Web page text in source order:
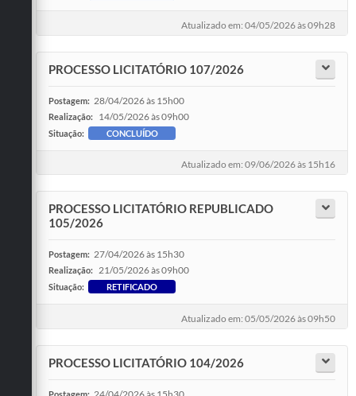
Atualizado em: 04/05/2026 às 09h28
PROCESSO LICITATÓRIO 107/2026
Postagem: 28/04/2026 às 15h00
Realização: 14/05/2026 às 09h00
Situação: CONCLUÍDO
Atualizado em: 09/06/2026 às 15h16
PROCESSO LICITATÓRIO REPUBLICADO
105/2026
Postagem: 27/04/2026 às 15h30
Realização: 21/05/2026 às 09h00
Situação: RETIFICADO
Atualizado em: 05/05/2026 às 09h50
PROCESSO LICITATÓRIO 104/2026
Postagem: